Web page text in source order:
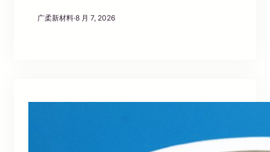
广柔新材料·8 月 7, 2026